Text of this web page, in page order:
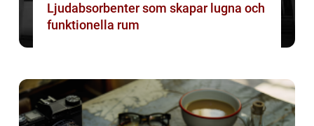
Ljudabsorbenter som skapar lugna och
funktionella rum